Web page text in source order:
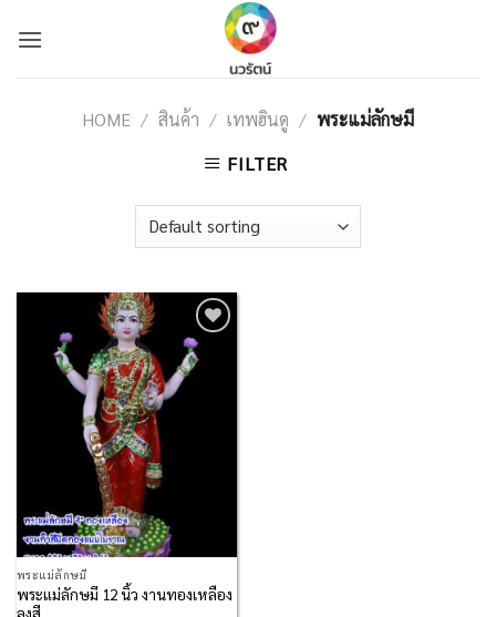
HOME / สินค้า / เทพฮินดู / พระแม่ลักษมี
FILTER
Add to
Wishlist
พระแม่ลักษมี
พระแม่ลักษมี 12 นิ้ว งานทองเหลือง
ลงสี